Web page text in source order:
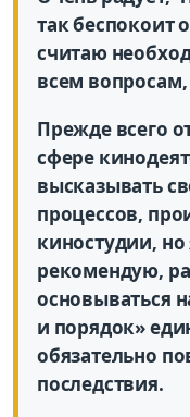
так беспокоит
считаю
всем
Прежде всего
сфере
высказывать
процессов,
киностудии, но
рекомендую,
основываться
и порядок»
обязательно
последствия.